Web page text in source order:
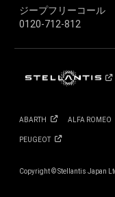
ジープフリーコール
0120-712-812
ABARTH ALFA ROMEO
PEUGEOT
Copyright © Stellantis Japan